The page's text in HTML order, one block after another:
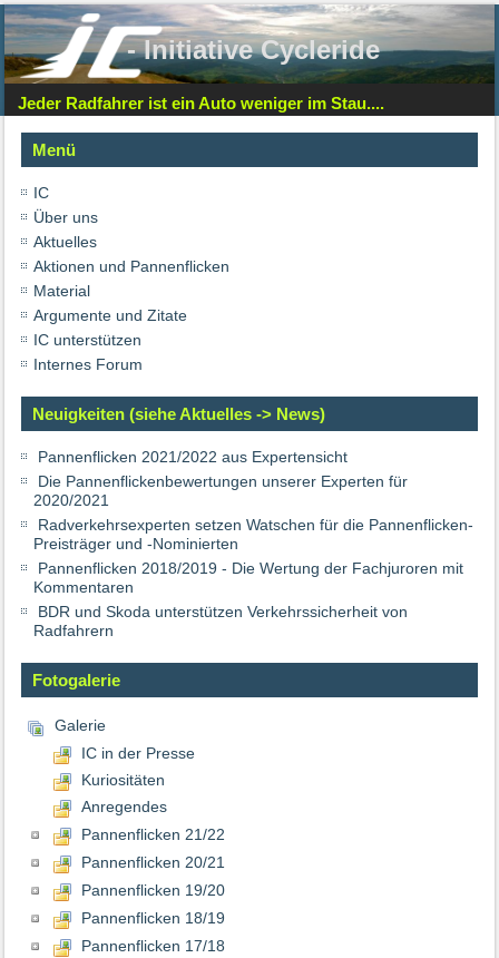
- Initiative Cycleride
Jeder Radfahrer ist ein Auto weniger im Stau....
Menü
IC
Über uns
Aktuelles
Aktionen und Pannenflicken
Material
Argumente und Zitate
IC unterstützen
Internes Forum
Neuigkeiten (siehe Aktuelles -> News)
Pannenflicken 2021/2022 aus Expertensicht
Die Pannenflickenbewertungen unserer Experten für
2020/2021
Radverkehrsexperten setzen Watschen für die Pannenflicken-
Preisträger und -Nominierten
Pannenflicken 2018/2019 - Die Wertung der Fachjuroren mit
Kommentaren
BDR und Skoda unterstützen Verkehrssicherheit von
Radfahrern
Fotogalerie
Galerie
IC in der Presse
Kuriositäten
Anregendes
Pannenflicken 21/22
Pannenflicken 20/21
Pannenflicken 19/20
Pannenflicken 18/19
Pannenflicken 17/18